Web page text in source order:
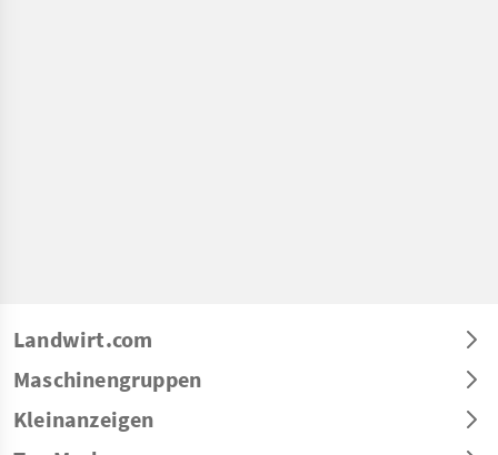
Landwirt.com
Maschinengruppen
Kleinanzeigen